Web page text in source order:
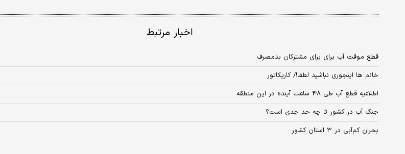
اخبار مرتبط
قطع موقت آب برای برای مشترکان بدمصرف
خانم‌ ها اینجوری نباشید لطفا!/ کاریکاتور
اطلاعیه قطع آب طی ۴۸ ساعت آینده در این منطقه
جنگ آب در کشور تا چه حد جدی است؟
بحران کم‌آبی در ۳ استان کشور